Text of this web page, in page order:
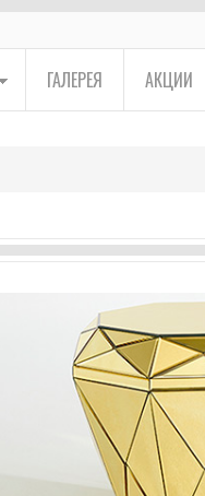
ГАЛЕРЕЯ АКЦИИ